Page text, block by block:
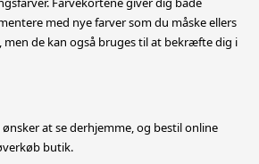
med nye farver som du måske ellers
men de kan også bruges til at bekræfte dig i
at se derhjemme, og bestil online
butik.